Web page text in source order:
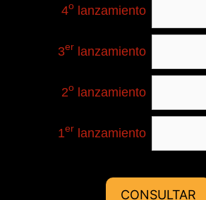
4o lanzamiento
3er lanzamiento
2o lanzamiento
1er lanzamiento
CONSULTAR